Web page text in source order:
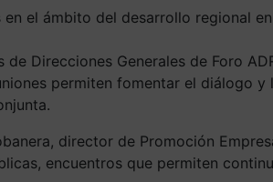
el ámbito del desarrollo regional en
Direcciones Generales de Foro
permiten fomentar el diálogo
director de Promoción
encuentros que permiten